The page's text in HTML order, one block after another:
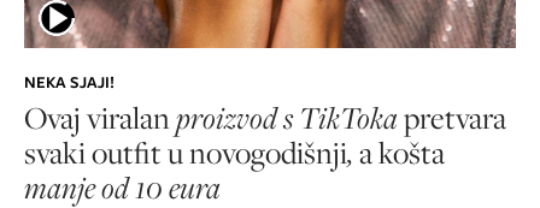
NEKA SJAJI!
Ovaj viralan proizvod s TikTokapretvara
svaki outfit u novogodišnji,a košta
manje od 10 eura